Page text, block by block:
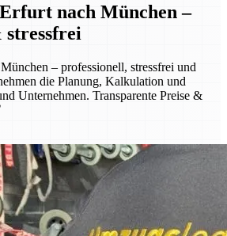
nach München –
stressfrei
– professionell, stressfrei und
die Planung, Kalkulation und
Unternehmen. Transparente Preise &